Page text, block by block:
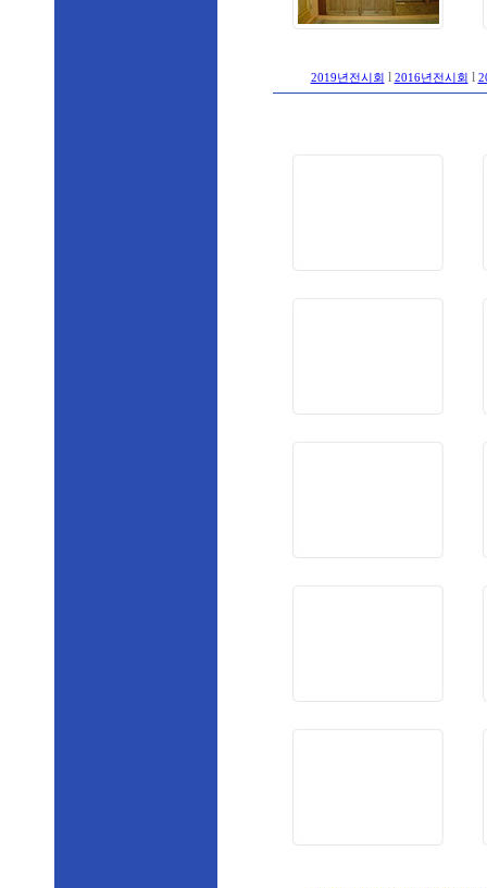
2019년전시회 l 2016년전시회 l